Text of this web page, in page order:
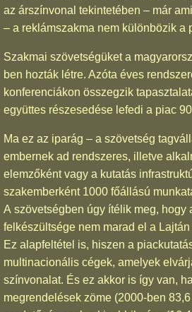
az árszínvonal tekintetében – már
– a reklámszakma nem különbözik a
Szakmai szövetségüket a
ben hozták létre. Azóta éves
konferenciákon összegzik
együttes részesedése lefedi a piac
Ma ez az iparág – a szövetség
embernek ad rendszeres, illetve
elemzőként vagy a kutatás
szakemberként 1000 főállású
A szövetségben úgy ítélik meg, hogy
felkészültsége nem marad el a
Ez alapfeltétel is, hiszen a
multinacionális cégek, amelyek
színvonalat. És ez akkor is így van,
megrendelések zöme (2000-ben